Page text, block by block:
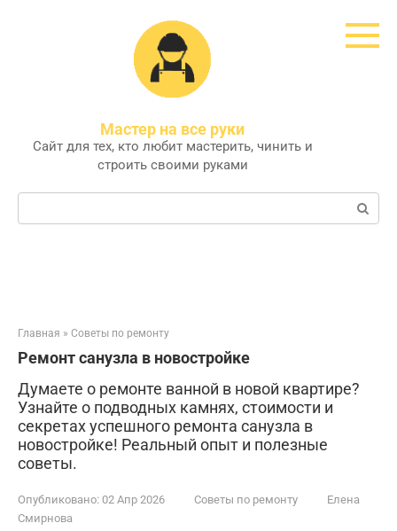
Мастер на все руки
Сайт для тех, кто любит мастерить, чинить и
строить своими руками
Поиск:
Главная » Советы по ремонту
Ремонт санузла в новостройке
Думаете о ремонте ванной в новой квартире?
Узнайте о подводных камнях, стоимости и
секретах успешного ремонта санузла в
новостройке! Реальный опыт и полезные
советы.
Опубликовано: 02 Апр 2026 Советы по ремонту
Елена
Смирнова